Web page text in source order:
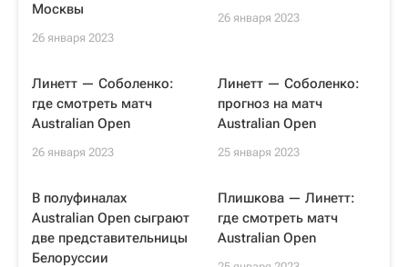
Москвы
26 января 2023
26 января 2023
Линетт — Соболенко:
где смотреть матч
Australian Open
26 января 2023
Линетт — Соболенко:
прогноз на матч
Australian Open
25 января 2023
В полуфиналах
Australian Open сыграют
две представительницы
Белоруссии
Плишкова — Линетт:
где смотреть матч
Australian Open